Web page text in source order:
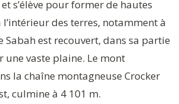
s’élève pour former de hautes
des terres, notamment à
Sabah est recouvert, dans sa partie
une vaste plaine. Le mont
la chaîne montagneuse Crocker
culmine à 4 101 m.